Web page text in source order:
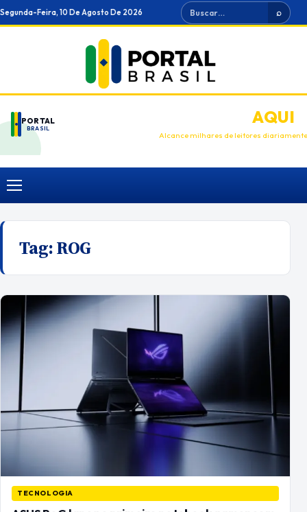
Ir
para
Segunda-Feira, 10 De Agosto De 2026 Buscar ⌕
PORTAL
BRASIL
ANUNCIEAQUI
Alcance milhares de leitores diariamente
Menu
Tag:ROG
TECNOLOGIA